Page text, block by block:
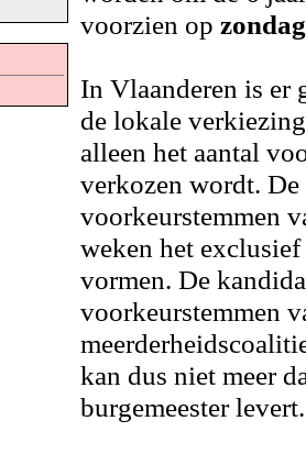
voorzien op
In Vlaanderen is er
de lokale
alleen het aantal
verkozen wordt. De
voorkeurstemmen
weken het
vormen. De
voorkeurstemmen
kan dus niet meer
burgemeester